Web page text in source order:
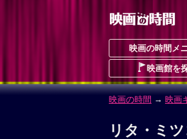
映画の時間メ
映画館を
映画の時間 → 映画
リタ・ミツ